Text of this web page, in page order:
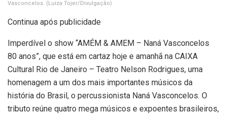
Vasconcelos. (Luiza Tojer/Divulgação)
Continua após publicidade
Imperdível o show “AMÉM & AMEM – Naná Vasconcelos
80 anos”, que está em cartaz hoje e amanhã na CAIXA
Cultural Rio de Janeiro – Teatro Nelson Rodrigues, uma
homenagem a um dos mais importantes músicos da
história do Brasil, o percussionista Naná Vasconcelos. O
tributo reúne quatro mega músicos e expoentes brasileiros,